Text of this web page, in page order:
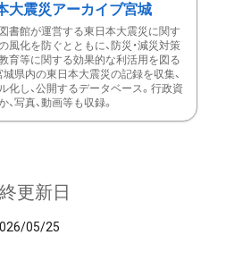
大震災アーカイブ宮城
書館が運営する東日本大震災に関す
風化を防ぐとともに、防災・減災対策
育等に関する効果的な利活用を図る
城県内の東日本大震災の記録を収集、
化し、公開するデータベース。行政資
、写真、動画等も収録。
更新日
05/25